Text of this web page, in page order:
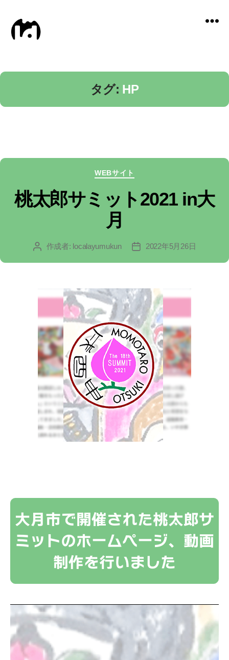
タグ: HP
カ
テ
ゴ
リ
ー
WEBサイト
桃太郎サミット2021 in大
月
投 作成者: localayumukun
投
2022年5月26日
大月市で開催された桃太郎サ
ミットのホームページ、動画
制作を行いました